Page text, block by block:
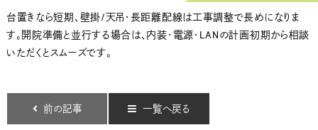
台置きなら短期、壁掛/天吊・長距離配線は工事調整で長めになりま
す。開院準備と並行する場合は、内装・電源・LANの計画初期から相談
いただくとスムーズです。
前の記事 一覧へ戻る